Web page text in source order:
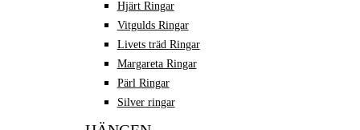
Hjärt Ringar
Vitgulds Ringar
Livets träd Ringar
Margareta Ringar
Pärl Ringar
Silver ringar